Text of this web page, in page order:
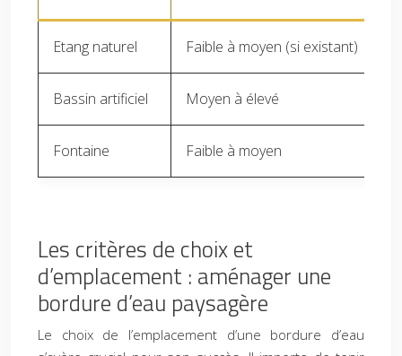
Etang naturel Faible à moyen (si existant)
Bassin artificiel Moyen à élevé
Fontaine Faible à moyen
Les critères de choix et
d’emplacement : aménager une
bordure d’eau paysagère
Le choix de l’emplacement d’une bordure d’eau